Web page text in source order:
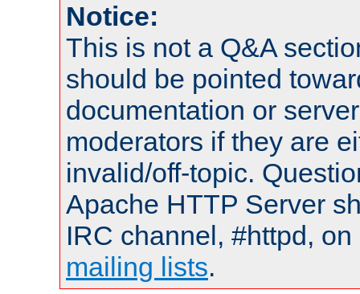
Notice:
This is not a Q&A
should be pointed
documentation or
moderators if they are
invalid/off-topic.
Apache HTTP Server
IRC channel, #httpd,
mailing lists.